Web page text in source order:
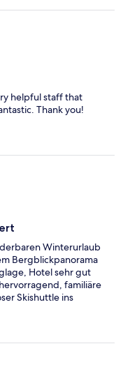
helpful staff that
Thank you!
Winterurlaub
Bergblickpanorama
Hotel sehr gut
familiäre
Skishuttle ins
Schneeschuhtouren,
nicht weit weg.